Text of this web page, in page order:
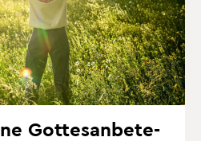
Got­tes­an­be­te­